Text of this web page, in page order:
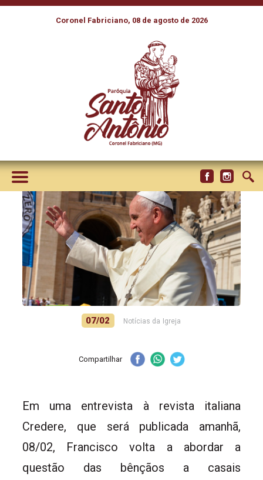
Coronel Fabriciano, 08 de agosto de 2026
PAPA: O CORAÇÃO DA
FIDUCIA SUPPLICANS É A
ACOLHIDA, NÃO SE NEGA A
BÊNÇÃO A NINGUÉM
07/02 Notícias da Igreja
Compartilhar
Em uma entrevista à revista italiana
Credere, que será publicada amanhã,
08/02, Francisco volta a abordar a
questão das bênçãos a casais